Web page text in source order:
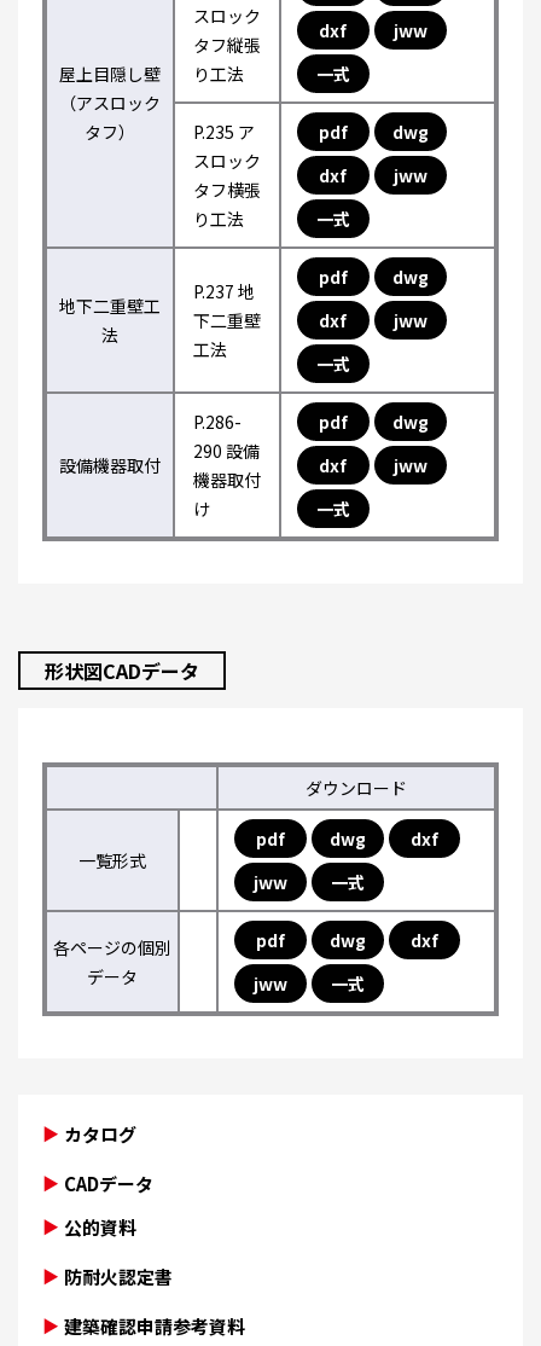
屋上目隠し壁
（アスロック
タフ）
スロック
タフ縦張
り工法
dxf
jww
一式
P.235 ア
スロック
タフ横張
り工法
pdf
dwg
dxf
jww
一式
地下二重壁工
法
P.237 地
下二重壁
工法
pdf
dwg
dxf
jww
一式
設備機器取付
P.286-
290 設備
機器取付
け
pdf
dwg
dxf
jww
一式
形状図CADデータ
ダウンロード
一覧形式
pdf dwg
dxf
jww
一式
各ページの個別
データ
pdf dwg
dxf
jww
一式
カタログ
CADデータ
公的資料
防耐火認定書
建築確認申請参考資料